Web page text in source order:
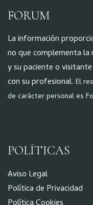
FORUM
La información
no que complementa
y su paciente o
con su profesional. El
de carácter personal es
POLÍTICAS
Aviso Legal
Política de Privacidad